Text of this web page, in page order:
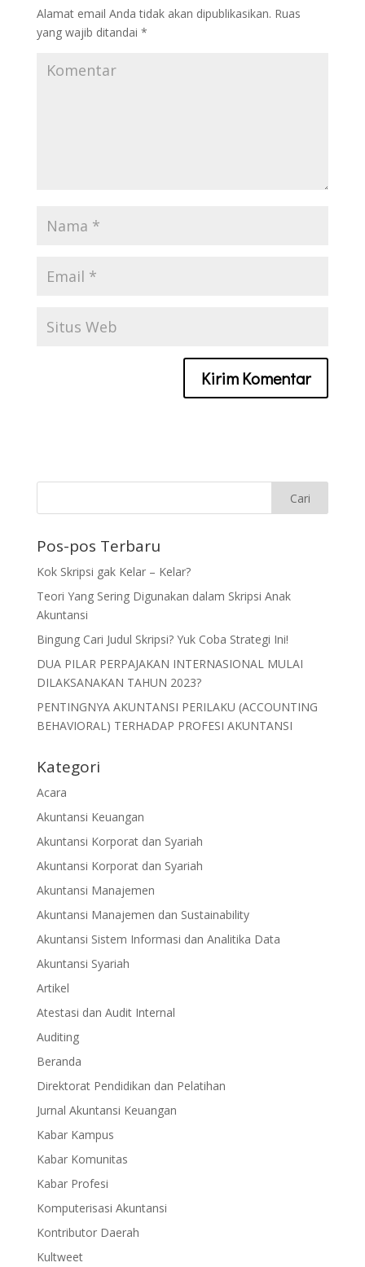
Alamat email Anda tidak akan dipublikasikan. Ruas
yang wajib ditandai *
Pos-pos Terbaru
Kok Skripsi gak Kelar – Kelar?
Teori Yang Sering Digunakan dalam Skripsi Anak
Akuntansi
Bingung Cari Judul Skripsi? Yuk Coba Strategi Ini!
DUA PILAR PERPAJAKAN INTERNASIONAL MULAI
DILAKSANAKAN TAHUN 2023?
PENTINGNYA AKUNTANSI PERILAKU (ACCOUNTING
BEHAVIORAL) TERHADAP PROFESI AKUNTANSI
Kategori
Acara
Akuntansi Keuangan
Akuntansi Korporat dan Syariah
Akuntansi Korporat dan Syariah
Akuntansi Manajemen
Akuntansi Manajemen dan Sustainability
Akuntansi Sistem Informasi dan Analitika Data
Akuntansi Syariah
Artikel
Atestasi dan Audit Internal
Auditing
Beranda
Direktorat Pendidikan dan Pelatihan
Jurnal Akuntansi Keuangan
Kabar Kampus
Kabar Komunitas
Kabar Profesi
Komputerisasi Akuntansi
Kontributor Daerah
Kultweet